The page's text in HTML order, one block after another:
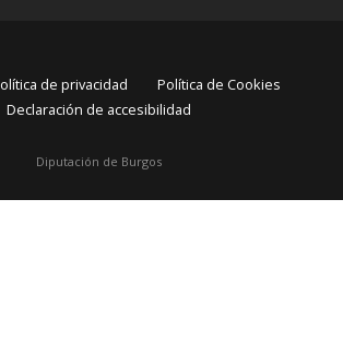
Diputación de Burgos
de privacidad
Política de Cookies
Declaración de accesibilidad